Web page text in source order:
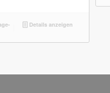
Details anzeigen